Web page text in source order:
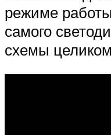
режиме
самого
схемы